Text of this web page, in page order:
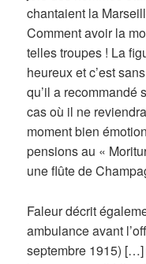
chantaient la
Comment avoir la
telles troupes ! La
heureux et c’est
qu’il a recommandé
cas où il ne
moment bien
pensions au «
une flûte de
Faleur décrit
ambulance avant
septembre 1915)